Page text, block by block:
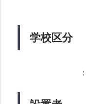
学校区分
：